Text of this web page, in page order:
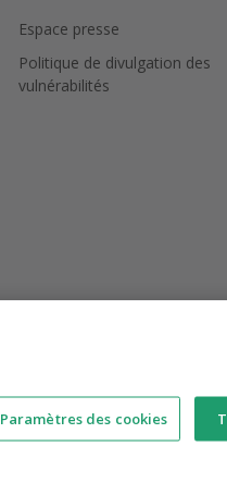
Espace presse
Politique de divulgation des
vulnérabilités
Paramètres des cookies